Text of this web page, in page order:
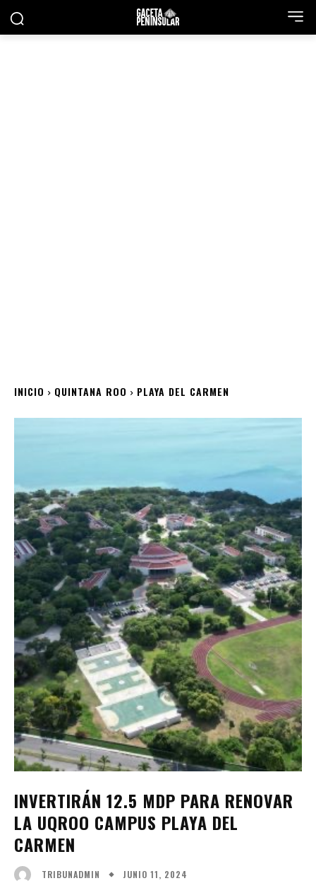
INICIO QUINTANA ROO PLAYA DEL CARMEN
INVERTIRÁN 12.5 MDP PARA RENOVAR
LA UQROO CAMPUS PLAYA DEL
CARMEN
TRIBUNADMIN JUNIO 11, 2024